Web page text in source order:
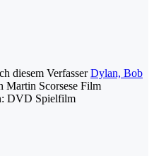
diesem Verfasser Dylan, Bob
Martin Scorsese Film
DVD Spielfilm